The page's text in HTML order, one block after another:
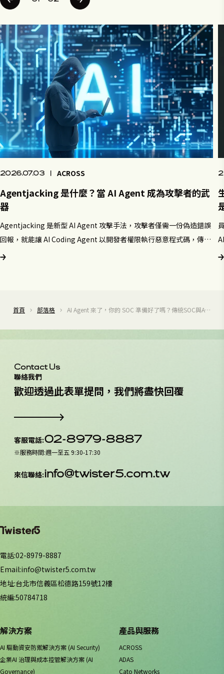
2026.07.03 |ACROSS
Agentjacking 是什麼？當 AI Agent 成為攻擊者的武
器
Agentjacking 是新型 AI Agent 攻擊手法，攻擊者僅需一份偽造錯誤
回報，就能讓 AI Coding Agent 以開發者權限執行惡意程式碼，傳統
資安工具全數失效。
首頁 部落格
AI Agent 來了，你的 SOC 準備好了嗎？傳統SOC與AI
Contact Us
聯絡我們
歡迎透過此表單提問 ， 我們將盡快回覆
客服電話:02-8979-8887
※服務時間:週一至五 9:30-17:30
來信聯絡:info@twister5.com.tw
電話:02-8979-8887
Email:info@twister5.com.tw
地址:台北市信義區松德路159號12樓
統編:50784718
解決方案
AI 驅動資安防禦解決方案 (AI Security)
企業AI 治理與成本控管解決方案 (AI
Governance)
產品與服務
ACROSS
ADAS
Cato Networks